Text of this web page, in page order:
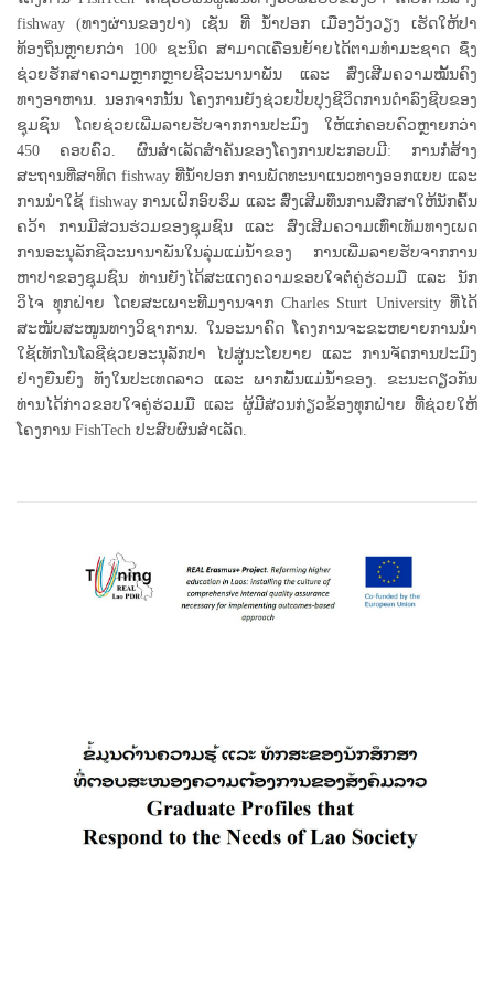
fishway (ທາງຜ່ານຂອງປາ) ເຊັ່ນ ທີ່ ນ້ຳປອກ ເມືອງວັງວຽງ ເຮັດໃຫ້ປາ
ທ້ອງຖິ່ນຫຼາຍກວ່າ 100 ຊະນິດ ສາມາດເຄື່ອນຍ້າຍໄດ້ຕາມທຳມະຊາດ ຊຶ່ງ
ຊ່ວຍຮັກສາຄວາມຫຼາກຫຼາຍຊີວະນານາພັນ ແລະ ສົ່ງເສີມຄວາມໝັ້ນຄົງ
ທາງອາຫານ. ນອກຈາກນັ້ນ ໂຄງການຍັງຊ່ວຍປັບປຸງຊີວິດການດຳລົງຊີບຂອງ
ຊຸມຊົນ ໂດຍຊ່ວຍເພີ່ມລາຍຮັບຈາກການປະມົງ ໃຫ້ແກ່ຄອບຄົວຫຼາຍກວ່າ
450 ຄອບຄົວ. ຜົນສຳເລັດສຳຄັນຂອງໂຄງການປະກອບມີ: ການກໍ່ສ້າງ
ສະຖານທີ່ສາທິດ fishway ທີ່ນ້ຳປອກ ການພັດທະນາແນວທາງອອກແບບ ແລະ
ການນຳໃຊ້ fishway ການເຝິກອົບຮົມ ແລະ ສົ່ງເສີມທຶນການສຶກສາໃຫ້ນັກຄົ້ນ
ຄວ້າ ການມີສ່ວນຮ່ວມຂອງຊຸມຊົນ ແລະ ສົ່ງເສີມຄວາມເທົ່າເທັມທາງເພດ
ການອະນຸລັກຊີວະນານາພັນໃນລຸ່ມແມ່ນ້ຳຂອງ ການເພີ່ມລາຍຮັບຈາກການ
ຫາປາຂອງຊຸມຊົນ ທ່ານຍັງໄດ້ສະແດງຄວາມຂອບໃຈຕໍ່ຄູ່ຮ່ວມມື ແລະ ນັກ
ວິໄຈ ທຸກຝ່າຍ ໂດຍສະເພາະທີມງານຈາກ Charles Sturt University ທີ່ໄດ້
ສະໜັບສະໜູນທາງວິຊາການ. ໃນອະນາຄົດ ໂຄງການຈະຂະຫຍາຍການນຳ
ໃຊ້ເທັກໂນໂລຊີຊ່ວຍອະນຸລັກປາ ໄປສູ່ນະໂຍບາຍ ແລະ ການຈັດການປະມົງ
ຢ່າງຍືນຍົງ ທັງໃນປະເທດລາວ ແລະ ພາກພື້ນແມ່ນ້ຳຂອງ. ຂະນະດຽວກັນ
ທ່ານໄດ້ກ່າວຂອບໃຈຄູ່ຮ່ວມມື ແລະ ຜູ້ມີສ່ວນກ່ຽວຂ້ອງທຸກຝ່າຍ ທີ່ຊ່ວຍໃຫ້
ໂຄງການ FishTech ປະສົບຜົນສຳເລັດ.